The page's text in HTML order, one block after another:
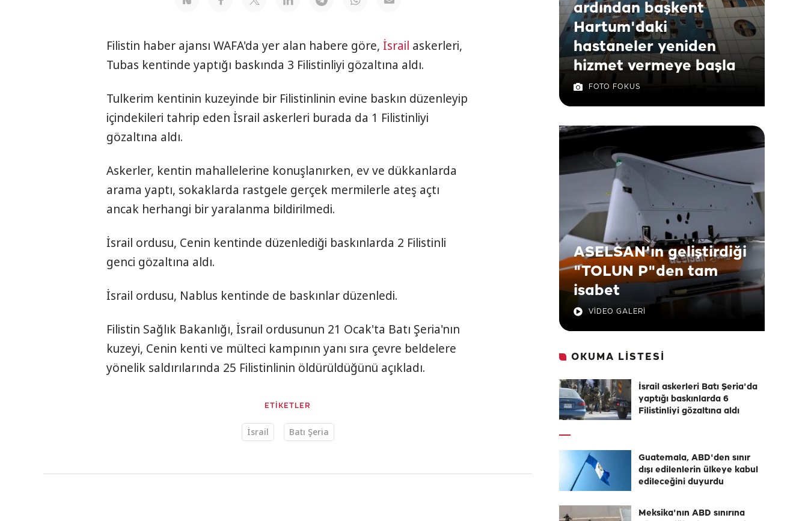
Filistin haber ajansı WAFA'da yer alan habere göre, İsrail askerleri,
Tubas kentinde yaptığı baskında 3 Filistinliyi gözaltına aldı.
Tulkerim kentinin kuzeyinde bir Filistinlinin evine baskın düzenleyip
içindekileri tahrip eden İsrail askerleri burada da 1 Filistinliyi
gözaltına aldı.
Askerler, kentin mahallelerine konuşlanırken, ev ve dükkanlarda
arama yaptı, sokaklarda rastgele gerçek mermilerle ateş açtı
ancak herhangi bir yaralanma bildirilmedi.
İsrail ordusu, Cenin kentinde düzenlediği baskınlarda 2 Filistinli
genci gözaltına aldı.
İsrail ordusu, Nablus kentinde de baskınlar düzenledi.
Filistin Sağlık Bakanlığı, İsrail ordusunun 21 Ocak'ta Batı Şeria'nın
kuzeyi, Cenin kenti ve mülteci kampının yanı sıra çevre beldelere
yönelik saldırılarında 25 Filistinlinin öldürüldüğünü açıkladı.
ETİKETLER
İsrail Batı Şeria
ardından başkent
Hartum'daki
hastaneler yeniden
hizmet vermeye başla
FOTO FOKUS
ASELSAN'ın geliştirdiği
"TOLUN P"den tam
isabet
VİDEO GALERİ
OKUMA LİSTESİ
İsrail askerleri Batı Şeria'da
yaptığı baskınlarda 6
Filistinliyi gözaltına aldı
Guatemala, ABD'den sınır
dışı edilenlerin ülkeye kabul
edileceğini duyurdu
Meksika'nın ABD sınırına